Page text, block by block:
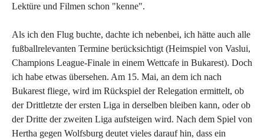
Lektüre und Filmen schon "kenne".
Als ich den Flug buchte, dachte ich nebenbei, ich hätte auch alle
fußballrelevanten Termine berücksichtigt (Heimspiel von Vaslui,
Champions League-Finale in einem Wettcafe in Bukarest). Doch
ich habe etwas übersehen. Am 15. Mai, an dem ich nach
Bukarest fliege, wird im Rückspiel der Relegation ermittelt, ob
der Drittletzte der ersten Liga in derselben bleiben kann, oder ob
der Dritte der zweiten Liga aufsteigen wird. Nach dem Spiel von
Hertha gegen Wolfsburg deutet vieles darauf hin, dass ein